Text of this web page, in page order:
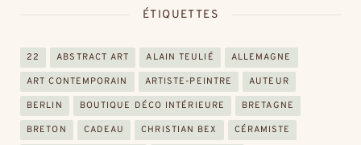
ÉTIQUETTES
22 ABSTRACT ART ALAIN TEULIÉ ALLEMAGNE
ART CONTEMPORAIN ARTISTE-PEINTRE AUTEUR
BERLIN BOUTIQUE DÉCO INTÉRIEURE BRETAGNE
BRETON CADEAU CHRISTIAN BEX CÉRAMISTE